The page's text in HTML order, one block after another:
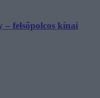
felsőpolcos kínai